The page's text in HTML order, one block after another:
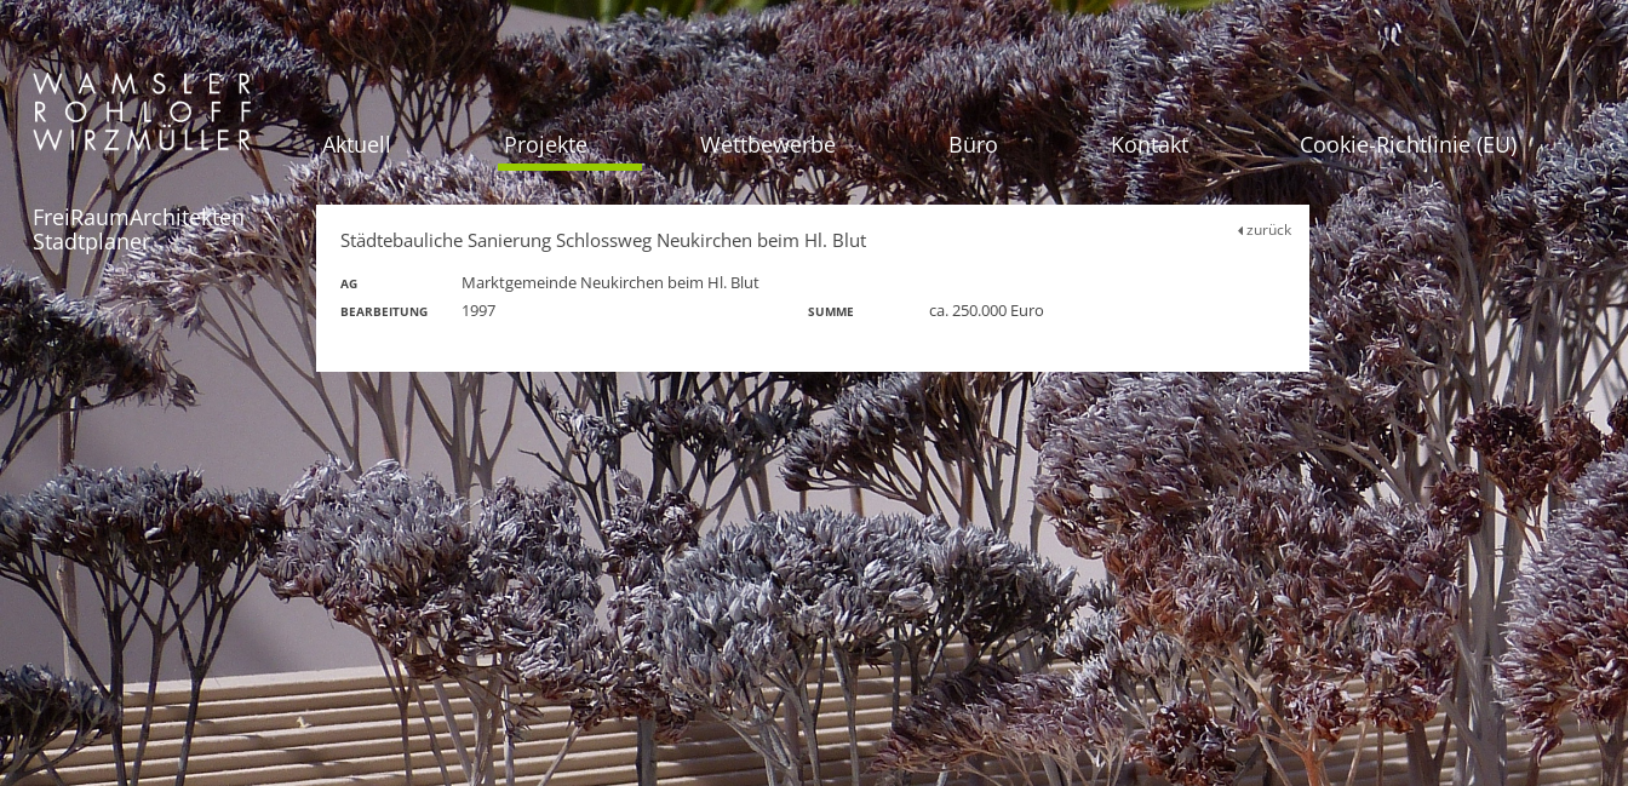
Zum Inhalt springen
Aktuell Projekte Wettbewerbe Büro Kontakt Cookie-Richtlinie (EU)
FreiRaumArchitekten
Stadtplaner
Städtebauliche Sanierung Schlossweg Neukirchen beim Hl. Blut zurück
AG Marktgemeinde Neukirchen beim Hl. Blut
BEARBEITUNG 1997 SUMME ca. 250.000 Euro